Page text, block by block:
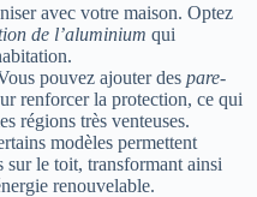
avec votre maison. Optez
de l’aluminium qui
pouvez ajouter des pare-
renforcer la protection, ce qui
régions très venteuses.
modèles permettent
sur le toit, transformant ainsi
renouvelable.